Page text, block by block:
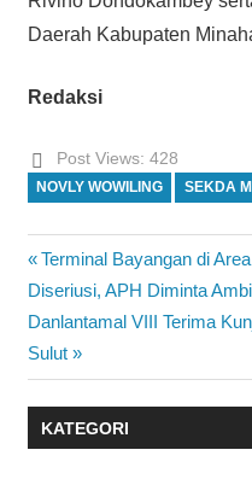
Daerah Kabupaten
Redaksi
Post Views: 428
NOVLY WOWILING SEKDA
Navigasi
pos
Previous
Post:
Terminal Bayangan di
Diseriusi, APH Diminta
Next
Post:
Danlantamal VIII Terima
Sulut
KATEGORI